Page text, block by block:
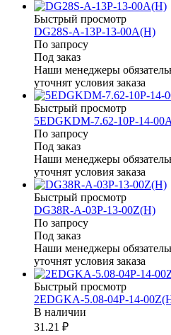
Быстрый просмотр
DG28S-A-13P-13-00A(H)
По запросу
Под заказ
Наши менеджеры
уточнят условия заказа
Быстрый просмотр
5EDGKDM-7.62-10P-14-
По запросу
Под заказ
Наши менеджеры
уточнят условия заказа
Быстрый просмотр
DG38R-A-03P-13-00Z(H)
По запросу
Под заказ
Наши менеджеры
уточнят условия заказа
Быстрый просмотр
2EDGKA-5.08-04P-14-
В наличии
31.21 ₽